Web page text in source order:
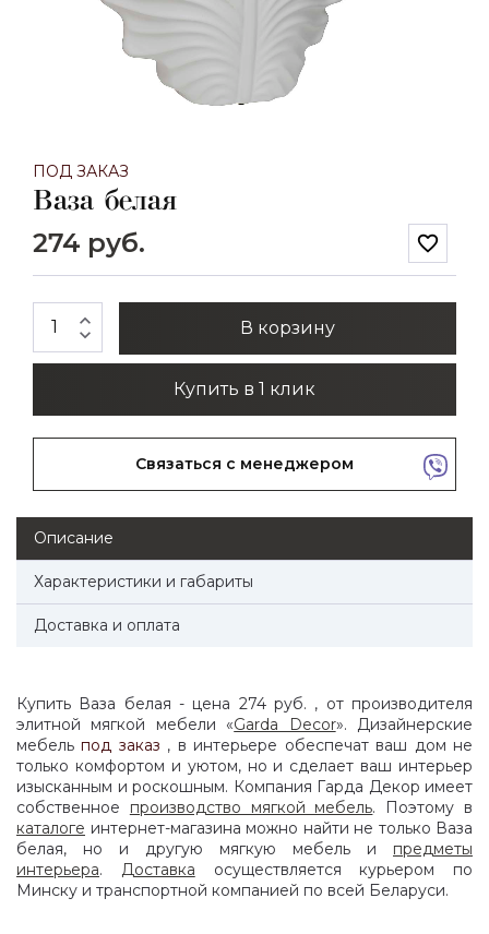
ПОД ЗАКАЗ
Ваза белая
274 руб. favorite_border
expand_less
expand_more В корзину
Купить в 1 клик
Связаться с менеджером
Описание
Характеристики и габариты
Доставка и оплата
Купить Ваза белая - цена 274 руб. , от производителя
элитной мягкой мебели «Garda Decor». Дизайнерские
мебельпод заказ , в интерьере обеспечат ваш дом не
только комфортом и уютом, но и сделает ваш интерьер
изысканным и роскошным. Компания Гарда Декор имеет
собственное производство мягкой мебель. Поэтому в
каталоге интернет-магазина можно найти не только Ваза
белая, но и другую мягкую мебель и предметы
интерьера. Доставка осуществляется курьером по
Минску и транспортной компанией по всей Беларуси.